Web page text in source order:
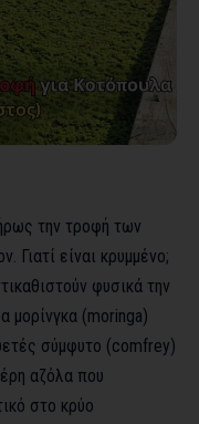
την τροφή των
Γιατί είναι κρυμμένο;
φυσικά την
μορίνγκα (moringa)
σύμφυτο (comfrey)
αζόλα που
στο κρύο